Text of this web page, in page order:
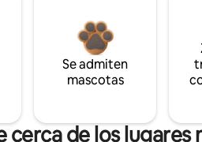
Se admiten
mascotas
cerca de los lugares